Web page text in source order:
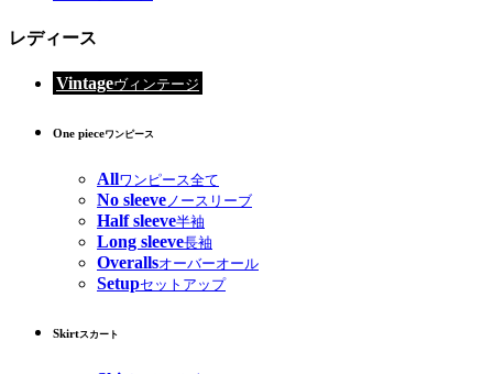
レディース
Vintageヴィンテージ
One pieceワンピース
Allワンピース全て
No sleeveノースリーブ
Half sleeve半袖
Long sleeve長袖
Overallsオーバーオール
Setupセットアップ
Skirtスカート